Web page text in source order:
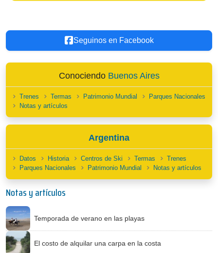
Seguinos en Facebook
Conociendo Buenos Aires
Trenes Termas Patrimonio Mundial
Parques Nacionales
Notas y artículos
Argentina
Datos Historia Centros de Ski Termas
Trenes
Parques Nacionales
Patrimonio Mundial Notas y artículos
Notas y artículos
Temporada de verano en las playas
El costo de alquilar una carpa en la costa